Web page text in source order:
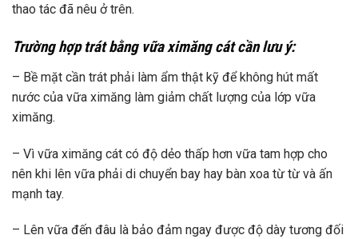
thao tác đã nêu ở trên.
Trường hợp trát bằng vữa ximăng cát cần lưu ý:
– Bề mặt cần trát phải làm ẩm thật kỹ để không hút mất
nước của vữa ximăng làm giảm chất lượng của lớp vữa
ximăng.
– Vì vữa ximăng cát có độ dẻo thấp hơn vữa tam hợp cho
nên khi lên vữa phải di chuyển bay hay bàn xoa từ từ và ấn
mạnh tay.
– Lên vữa đến đâu là bảo đảm ngay được độ dày tương đối